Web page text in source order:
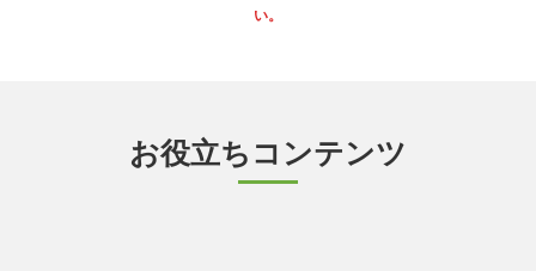
い。
お役立ちコンテンツ